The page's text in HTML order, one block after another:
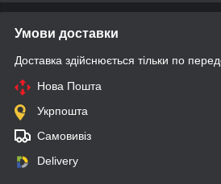
Умови доставки
Доставка здійснюється тільки по
Нова Пошта
Укрпошта
Самовивіз
Delivery